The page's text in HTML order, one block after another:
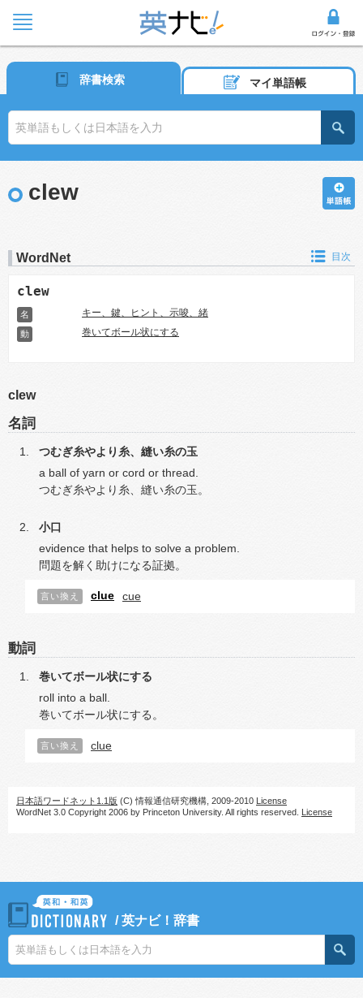
辞書検索 マイ単語帳
clew
WordNet 目次
clew
名 キー、鍵、ヒント、示唆、緒
動 巻いてボール状にする
clew
名詞
つむぎ糸やより糸、縫い糸の玉
a ball of yarn or cord or thread.
つむぎ糸やより糸、縫い糸の玉。
小口
evidence that helps to solve a problem.
問題を解く助けになる証拠。
言い換え clue cue
動詞
巻いてボール状にする
roll into a ball.
巻いてボール状にする。
言い換え clue
日本語ワードネット1.1版 (C) 情報通信研究機構, 2009-2010 License
WordNet 3.0 Copyright 2006 by Princeton University. All rights reserved. License
/英ナビ！辞書